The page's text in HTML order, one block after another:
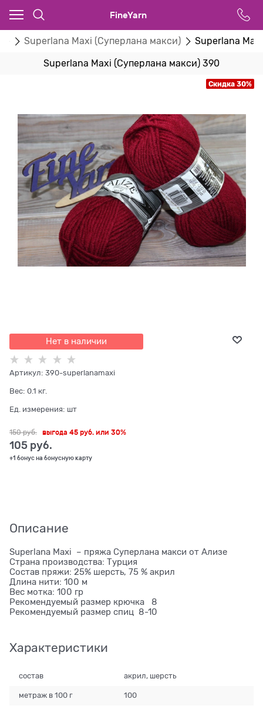
FineYarn
Superlana Maxi (Суперлана макси) Superlana
Superlana Maxi (Суперлана макси) 390
Скидка 30%
Нет в наличии
Артикул: 390-superlanamaxi
Вес: 0.1 кг.
Ед. измерения: шт
150 руб.
105 руб.
выгода45 руб. или30%
+1 бонус на бонусную карту
Описание
Superlana Maxi – пряжа Суперлана макси от Ализе
Страна производства: Турция
Состав пряжи: 25% шерсть, 75 % акрил
Длина нити: 100 м
Вес мотка: 100 гр
Рекомендуемый размер крючка 8
Рекомендуемый размер спиц 8-10
Характеристики
состав акрил, шерсть
метраж в 100 г 100